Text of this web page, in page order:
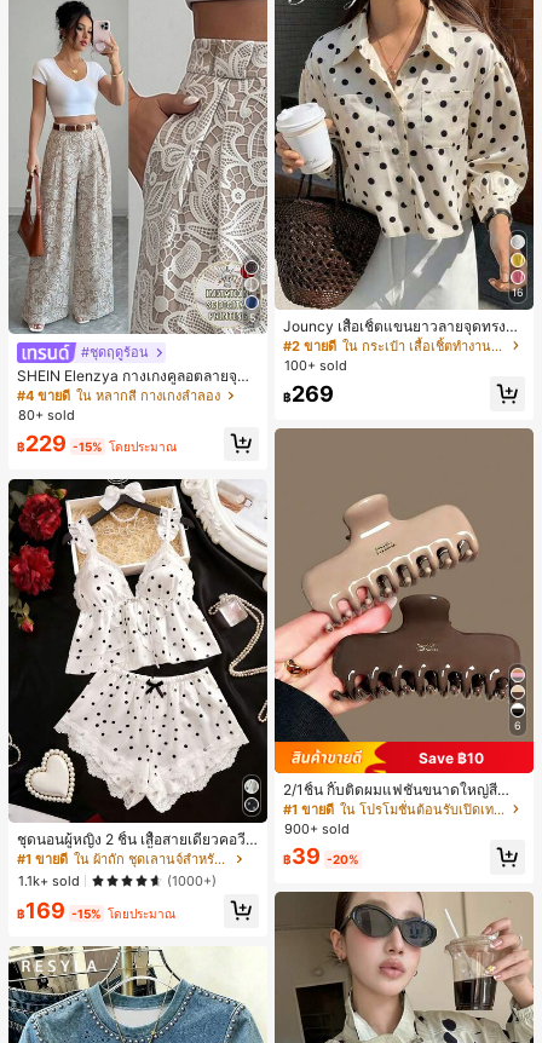
5
#ชุดฤดูร้อน
SHEIN Elenzya กางเกงคูลอตลายจุดเ
อวสูงแบบใหม่สำหรับฤดูใบไม้ผลิ/ฤดูร้อ
น, สไตล์หรูหราเหมาะสำหรับใส่ในชีวิต
ทจสำหรับฤดูรับปริญญา, เทศกาลดนตร
#4 ขายดี ใน หลากสี กางเกงลำลอง
80+ sold
฿229 -15% โดยประมาณ
ชุดนอนผู้หญิง 2 ชิ้น เสื้อสายเดี่ยวคอวีลู
กไม้ พร้อมกางเกงขาสั้นแต่งลูกไม้ แต่ง
โบว์ที่เอว ชุดลำลองผู้หญิงนุ่มสบายน่ารั
ก สไตล์เอสเธติก
#1 ขายดี
ใน ผ้าถัก ชุดเลานจ์สำหรับผู้หญิง
1.1k+ sold
(1000+)
฿169 -15% โดยประมาณ
16
Jouncy เสื้อเชิ้ตแขนยาวลายจุดทรงหล
วมสำหรับผู้หญิง
#2 ขายดี
ใน กระเป๋า เสื้อเชิ้ตทำงานมีกระเป๋า
100+ sold
฿269
6
Save ฿10
2/1ชิ้น กิ๊บติดผมแฟชั่นขนาดใหญ่สีน้ำ
ตาลชานมสำหรับผู้หญิง เหมาะสำหรับก
ารอาบน้ำ ล้างหน้า และจัดแต่งทรงผม
#1 ขายดี
ใน โปรโมชั่นต้อนรับเปิดเทอม เครื่องประดับผมผู้หญิง
900+ sold
฿39 -20%